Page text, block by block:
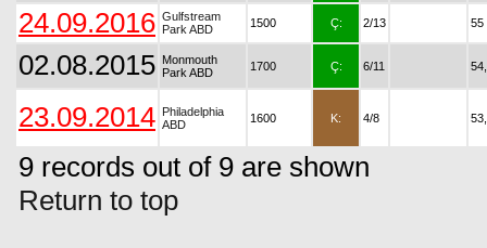
24.09.2016 Gulfstream
Park ABD
1500 Ç: 2/13 55
02.08.2015 Monmouth
Park ABD
1700 Ç: 6/11
23.09.2014 Philadelphia
ABD
1600 K: 4/8
9 records out of 9 are shown
Return to top